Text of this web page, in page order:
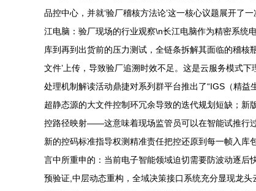
品控中心，并就‘验厂稽核方法论’这一核心议题展开了
江电脑：验厂现场的行业观察\n长江电脑作为精密系统
库到再到出货前的压力测试，全链条拆解其面临的稽
文件’上传，导致验厂追溯时效不足。这是云服务模式
处理机制解读活动鼎捷对系列群平台推出了“IGS（精
超静态源的大文件控制环冗余导致的迭代规划短缺；
控路径映射——这意味着现场监管员可以在智能试推行
新的控码标准指导权测精准责任把控还原到每一帧入
言中所重申的：当前电子智能领域迫切需要防波动逐
预验证,中层动态重构，全域决策接口系统充分显现龙